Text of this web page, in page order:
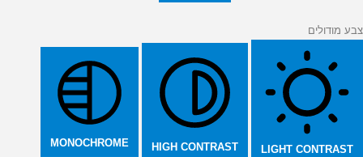
צבע מודולים
LIGHT CONTRAST
HIGH CONTRAST
MONOCHROME